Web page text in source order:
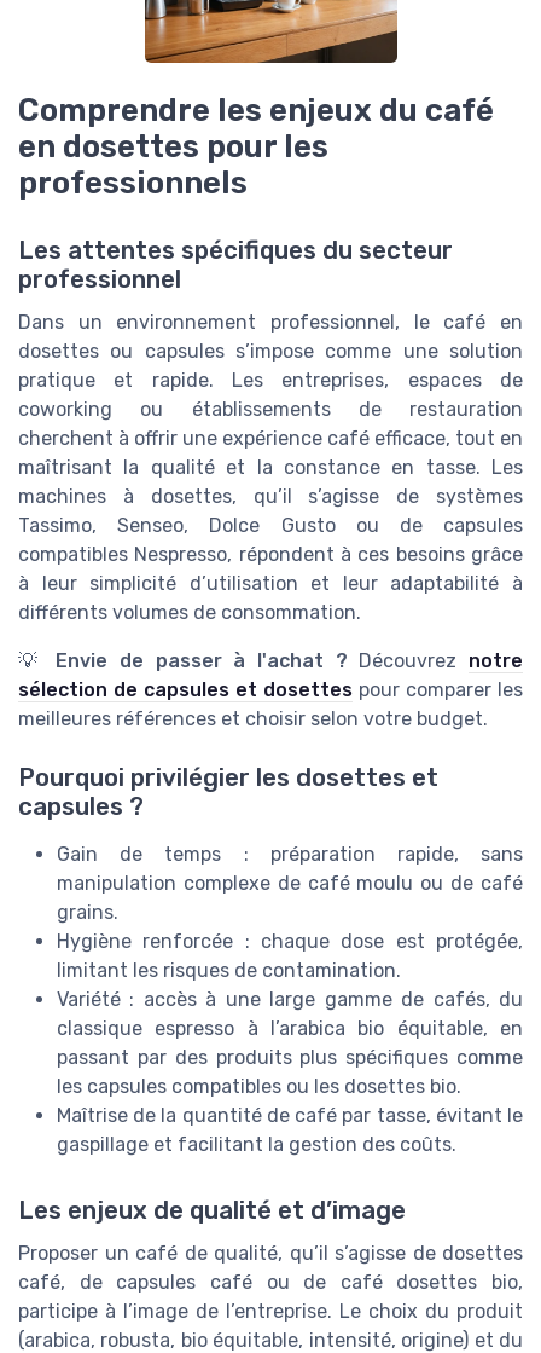
Comprendre les enjeux du café
en dosettes pour les
professionnels
Les attentes spécifiques du secteur
professionnel
Dans un environnement professionnel, le café en
dosettes ou capsules s’impose comme une solution
pratique et rapide. Les entreprises, espaces de
coworking ou établissements de restauration
cherchent à offrir une expérience café efficace, tout en
maîtrisant la qualité et la constance en tasse. Les
machines à dosettes, qu’il s’agisse de systèmes
Tassimo, Senseo, Dolce Gusto ou de capsules
compatibles Nespresso, répondent à ces besoins grâce
à leur simplicité d’utilisation et leur adaptabilité à
différents volumes de consommation.
💡 Envie de passer à l'achat ? Découvrez notre
sélection de capsules et dosettes pour comparer les
meilleures références et choisir selon votre budget.
Pourquoi privilégier les dosettes et
capsules ?
Gain de temps : préparation rapide, sans
manipulation complexe de café moulu ou de café
grains.
Hygiène renforcée : chaque dose est protégée,
limitant les risques de contamination.
Variété : accès à une large gamme de cafés, du
classique espresso à l’arabica bio équitable, en
passant par des produits plus spécifiques comme
les capsules compatibles ou les dosettes bio.
Maîtrise de la quantité de café par tasse, évitant le
gaspillage et facilitant la gestion des coûts.
Les enjeux de qualité et d’image
Proposer un café de qualité, qu’il s’agisse de dosettes
café, de capsules café ou de café dosettes bio,
participe à l’image de l’entreprise. Le choix du produit
(arabica, robusta, bio équitable, intensité, origine) et du